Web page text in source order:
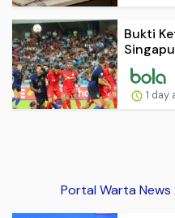
Bukti
1 day
Portal Warta